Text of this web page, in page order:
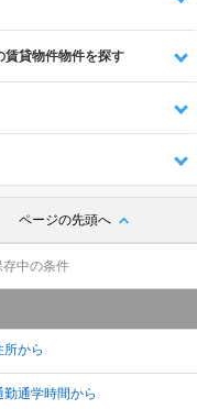
賃貸物件物件を探す
ページの先頭へ
存中の条件
所から
勤通学時間から